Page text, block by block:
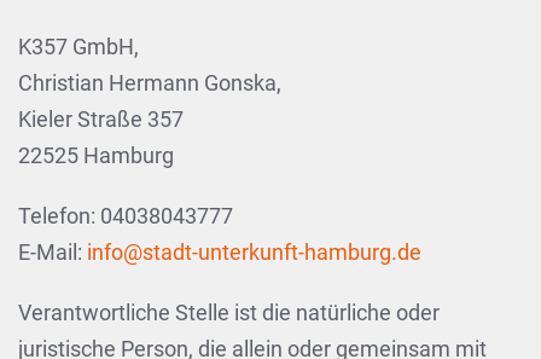
K357 GmbH,
Christian Hermann Gonska,
Kieler Straße 357
22525 Hamburg
Telefon: 04038043777
E-Mail: info@stadt-unterkunft-hamburg.de
Verantwortliche Stelle ist die natürliche oder
juristische Person, die allein oder gemeinsam mit